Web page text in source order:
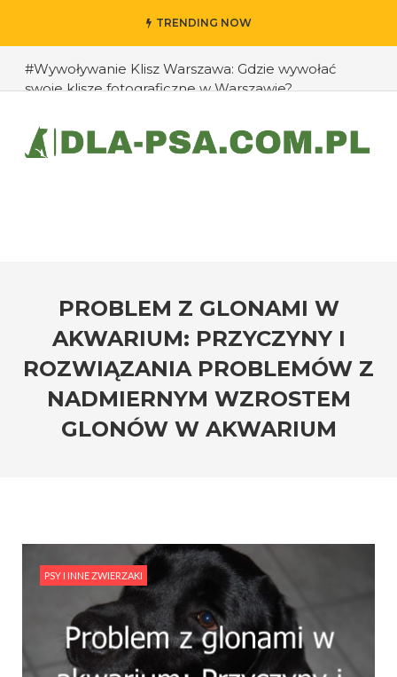
TRENDING NOW
#Wywoływanie Klisz Warszawa: Gdzie wywołać
swoje klisze fotograficzne w Warszawie?
#Jak przedłużyć życie swojego psa: rady eksperta
#Jak zapobiec ucieczkom psa?
PROBLEM Z GLONAMI W
AKWARIUM: PRZYCZYNY I
ROZWIĄZANIA PROBLEMÓW Z
NADMIERNYM WZROSTEM
GLONÓW W AKWARIUM
PSY I INNE ZWIERZAKI